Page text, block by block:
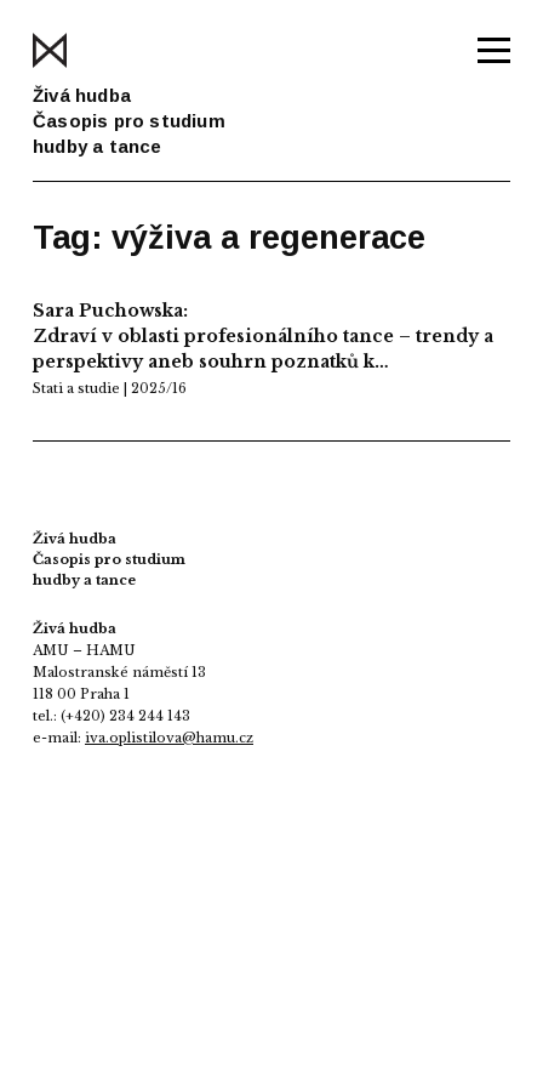
Živá hudba
Časopis pro studium
hudby a tance
Tag: výživa a regenerace
Sara Puchowska:
Zdraví v oblasti profesionálního tance – trendy a
perspektivy aneb souhrn poznatků k…
Stati a studie | 2025/16
Živá hudba
Časopis pro studium
hudby a tance
Živá hudba
AMU – HAMU
Malostranské náměstí 13
118 00 Praha 1
tel.: (+420) 234 244 143
e-mail: iva.oplistilova@hamu.cz